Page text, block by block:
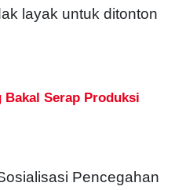
layak untuk ditonton
Bakal Serap Produksi
Pencegahan